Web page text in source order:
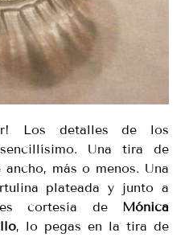
Los detalles de los
Una tira de
más o menos. Una
plateada y junto a
cortesía de
Mónica
, lo pegas en la tira de